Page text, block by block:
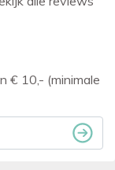
€ 10,- (minimale